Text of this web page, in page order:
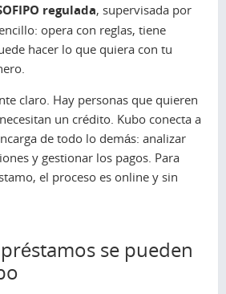
regulada, supervisada por
opera con reglas, tiene
hacer lo que quiera con tu
claro. Hay personas que quieren
un crédito. Kubo conecta a
de todo lo demás: analizar
y gestionar los pagos. Para
el proceso es online y sin
se pueden